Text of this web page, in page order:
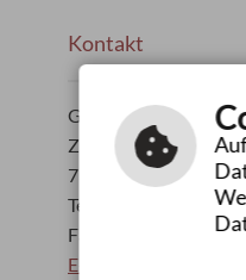
Kontakt
Gemeindeverwaltung
Ziegelhütte 25
73485
Tel.: 07966 181-0
Fax: 07966 181-400
E-Mail schreiben